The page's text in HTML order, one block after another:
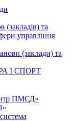
(закладів) та
управління
(заклади) та
І СПОРТ
ПМСД»